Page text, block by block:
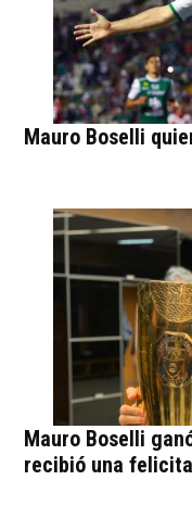
Mauro Boselli
Mauro Boselli
recibió una